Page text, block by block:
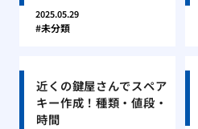
2025.05.29
未分類
近くの鍵屋さんでスペア
キー作成！種類・値段・
時間